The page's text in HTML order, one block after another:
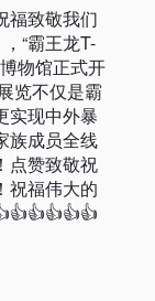
福致敬我们
“霸王龙T-
物馆正式开
览不仅是霸
实现中外暴
族成员全线
点赞致敬祝
祝福伟大的